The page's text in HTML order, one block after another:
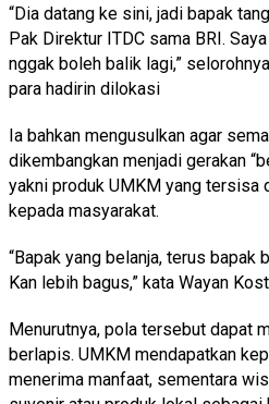
“Dia datang ke sini, jadi bapak
Pak Direktur ITDC sama BRI.
nggak boleh balik lagi,”
para hadirin dilokasi
Ia bahkan mengusulkan agar
dikembangkan menjadi gerakan
yakni produk UMKM yang tersisa
kepada masyarakat.
“Bapak yang belanja, terus bapak
Kan lebih bagus,” kata Wayan
Menurutnya, pola tersebut dapat
berlapis. UMKM mendapatkan
menerima manfaat, sementara